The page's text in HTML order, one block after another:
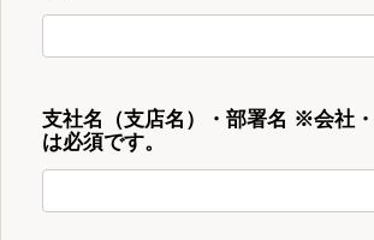
支社名（支店名）・部署名 ※会社
は必須です。